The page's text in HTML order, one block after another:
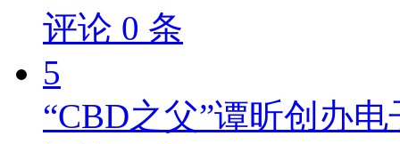
评论 0 条
5
“CBD之父”谭昕创办